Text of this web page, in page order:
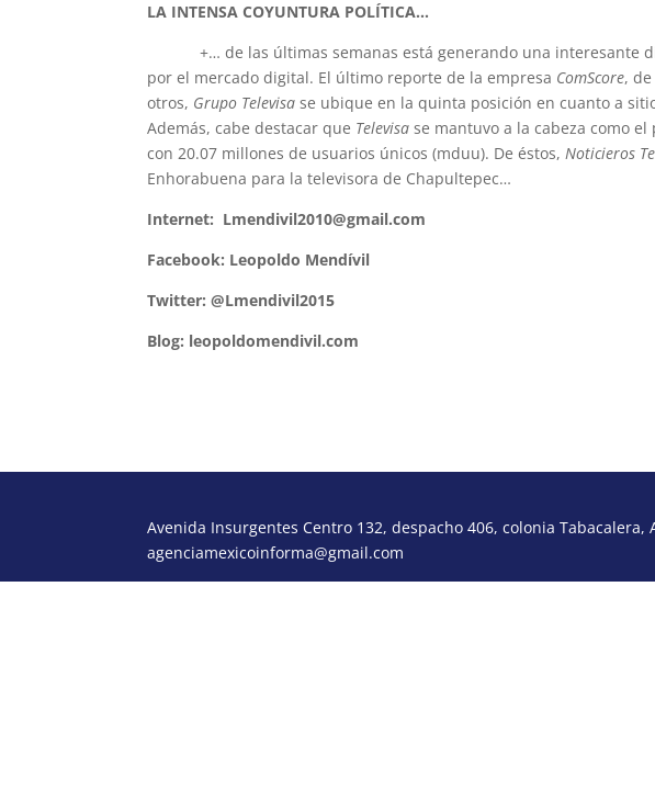
LA INTENSA COYUNTURA POLÍTICA…
+… de las últimas semanas está generando una interesante
por el mercado digital. El último reporte de la empresa ComScore,
otros, Grupo Televisa se ubique en la quinta posición en cuanto a
Además, cabe destacar que Televisa se mantuvo a la cabeza como
con 20.07 millones de usuarios únicos (mduu). De éstos,Noticieros
Enhorabuena para la televisora de Chapultepec…
Internet: Lmendivil2010@gmail.com
Facebook: Leopoldo Mendívil
Twitter: @Lmendivil2015
Blog: leopoldomendivil.com
Avenida Insurgentes Centro 132, despacho 406, colonia
agenciamexicoinforma@gmail.com